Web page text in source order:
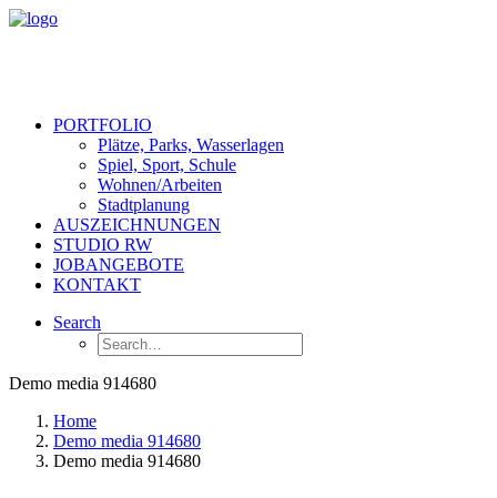
PORTFOLIO
Plätze, Parks, Wasserlagen
Spiel, Sport, Schule
Wohnen/Arbeiten
Stadtplanung
AUSZEICHNUNGEN
STUDIO RW
JOBANGEBOTE
KONTAKT
Search
Demo media 914680
Home
Demo media 914680
Demo media 914680